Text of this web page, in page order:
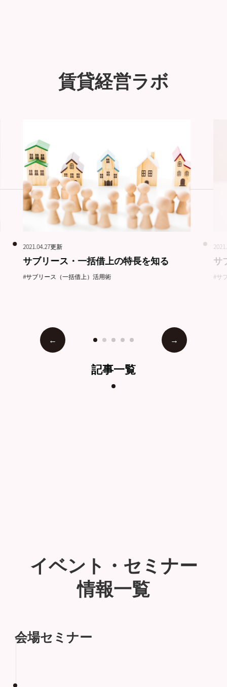
賃貸経営ラボ
2021.04.27更新
サブリース・一括借上の特長を知る
#サブリース（一括借上）活用術
サ
#サ
記事一覧
イベント・セミナー
情報一覧
会場セミナー